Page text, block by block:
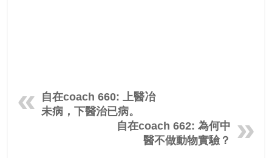
自在coach 660: 上醫冶
未病，下醫治已病。
自在coach 662: 為何中
醫不做動物實驗？